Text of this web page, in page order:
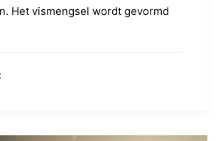
Het vismengsel wordt gevormd